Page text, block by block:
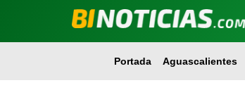
Portada Aguascalientes